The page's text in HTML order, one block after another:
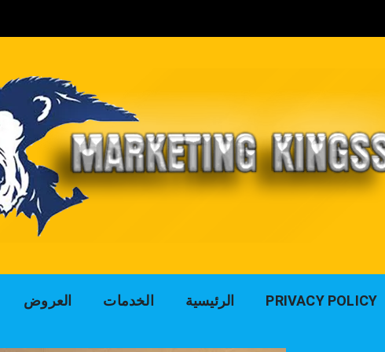
ملوك التسويق العروض الخدمات الرئيسية PRIVACY POLICY